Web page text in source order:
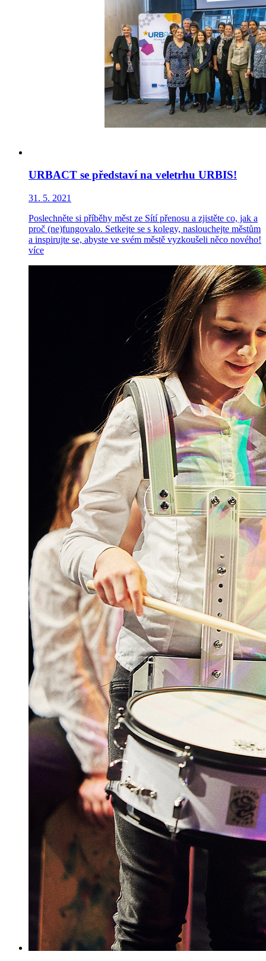
URBACT se představí na veletrhu URBIS!
31. 5. 2021
Poslechněte si příběhy měst ze Sítí přenosu a zjistěte co, jak a
proč (ne)fungovalo. Setkejte se s kolegy, naslouchejte městům
a inspirujte se, abyste ve svém městě vyzkoušeli něco nového!
více